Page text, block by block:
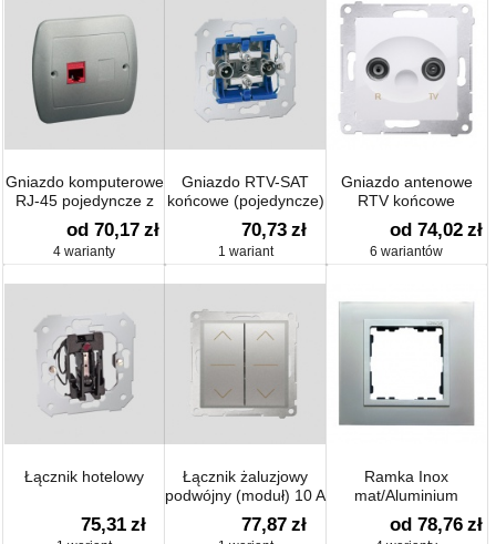
Gniazdo komputerowe
RJ-45 pojedyncze z
zaślepką, kat. 5e
od 70,17 zł
4 warianty
Gniazdo RTV-SAT
końcowe (pojedyncze)
70,73 zł
1 wariant
Gniazdo antenowe
RTV końcowe
separowane (moduł)
od 74,02 zł
6 wariantów
Łącznik hotelowy
75,31 zł
Łącznik żaluzjowy
podwójny (moduł) 10 A
77,87 zł
Ramka Inox
mat/Aluminium
od 78,76 zł